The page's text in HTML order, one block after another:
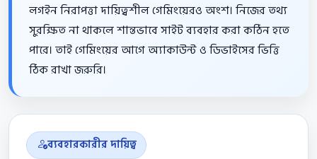
লগইন নিরাপত্তা দায়িত্বশীল গেমিংয়েরও অংশ। নিজের তথ্য
সুরক্ষিত না থাকলে শান্তভাবে সাইট ব্যবহার করা কঠিন হতে
পারে। তাই গেমিংয়ের আগে অ্যাকাউন্ট ও ডিভাইসের ভিত্তি
ঠিক রাখা জরুরি।
ব্যবহারকারীর দায়িত্ব